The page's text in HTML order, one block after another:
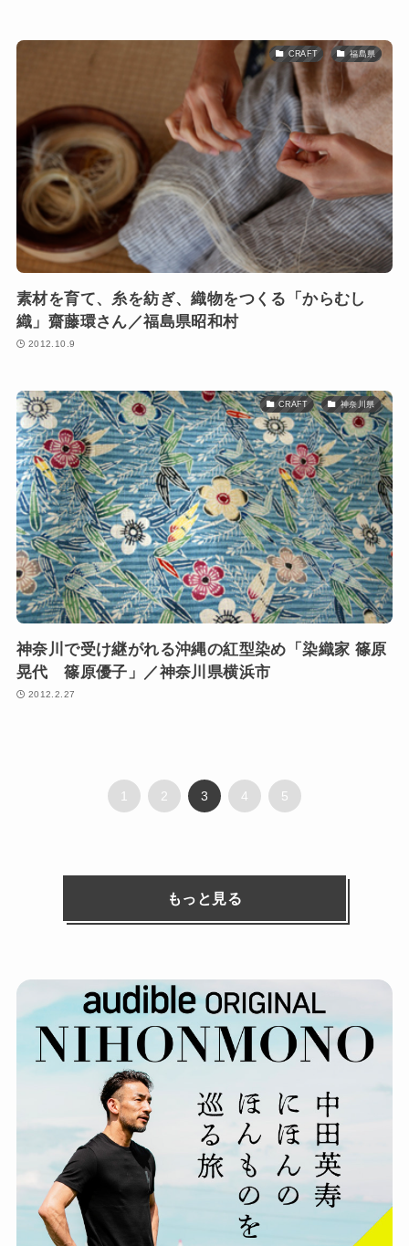
CRAFT 福島県
素材を育て、糸を紡ぎ、織物をつくる「からむし
織」齋藤環さん／福島県昭和村
2012.10.9
CRAFT 神奈川県
神奈川で受け継がれる沖縄の紅型染め「染織家 篠原
晃代 篠原優子」／神奈川県横浜市
2012.2.27
1 2 3 4 5
もっと見る